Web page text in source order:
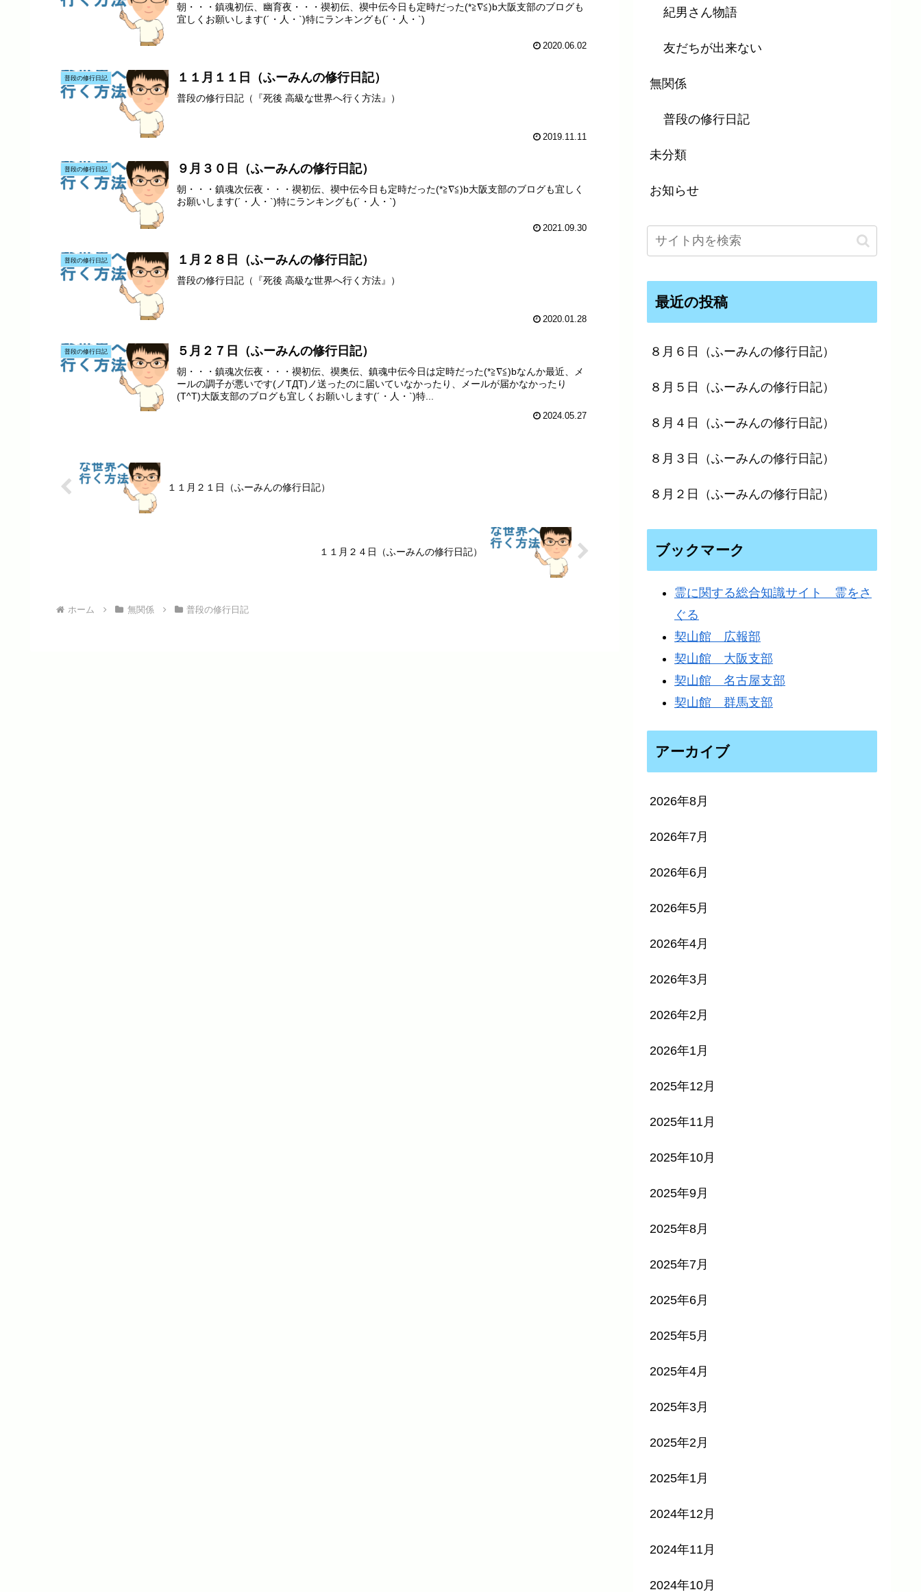
朝・・・鎮魂初伝、幽育夜・・・禊初伝、禊中伝今日も定時だった(*≧∇≦)b大阪支部のブログも
宜しくお願いします(´・人・`)特にランキングも(´・人・`)
2020.06.02
普段の修行日記 １１月１１日（ふーみんの修行日記）
普段の修行日記（『死後 高級な世界へ行く方法』）
2019.11.11
普段の修行日記 ９月３０日（ふーみんの修行日記）
朝・・・鎮魂次伝夜・・・禊初伝、禊中伝今日も定時だった(*≧∇≦)b大阪支部のブログも宜しく
お願いします(´・人・`)特にランキングも(´・人・`)
2021.09.30
普段の修行日記 １月２８日（ふーみんの修行日記）
普段の修行日記（『死後 高級な世界へ行く方法』）
2020.01.28
普段の修行日記 ５月２７日（ふーみんの修行日記）
朝・・・鎮魂次伝夜・・・禊初伝、禊奥伝、鎮魂中伝今日は定時だった(*≧∇≦)bなんか最近、メ
ールの調子が悪いです(ノTДT)ノ送ったのに届いていなかったり、メールが届かなかったり
(T^T)大阪支部のブログも宜しくお願いします(´・人・`)特...
2024.05.27
１１月２１日（ふーみんの修行日記）
１１月２４日（ふーみんの修行日記）
ホーム 無関係 普段の修行日記
紀男さん物語
友だちが出来ない
無関係
普段の修行日記
未分類
お知らせ
最近の投稿
８月６日（ふーみんの修行日記）
８月５日（ふーみんの修行日記）
８月４日（ふーみんの修行日記）
８月３日（ふーみんの修行日記）
８月２日（ふーみんの修行日記）
ブックマーク
霊に関する総合知識サイト 霊をさ
ぐる
契山館 広報部
契山館 大阪支部
契山館 名古屋支部
契山館 群馬支部
アーカイブ
2026年8月
2026年7月
2026年6月
2026年5月
2026年4月
2026年3月
2026年2月
2026年1月
2025年12月
2025年11月
2025年10月
2025年9月
2025年8月
2025年7月
2025年6月
2025年5月
2025年4月
2025年3月
2025年2月
2025年1月
2024年12月
2024年11月
2024年10月